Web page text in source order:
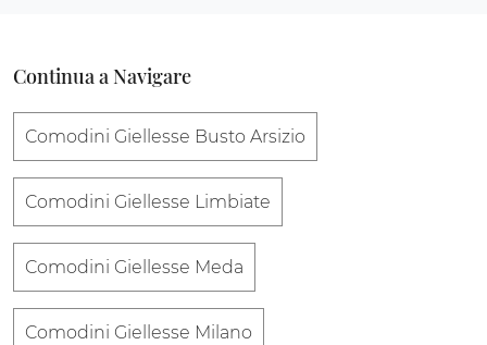
Continua a Navigare
Comodini Giellesse Busto Arsizio
Comodini Giellesse Limbiate
Comodini Giellesse Meda
Comodini Giellesse Milano